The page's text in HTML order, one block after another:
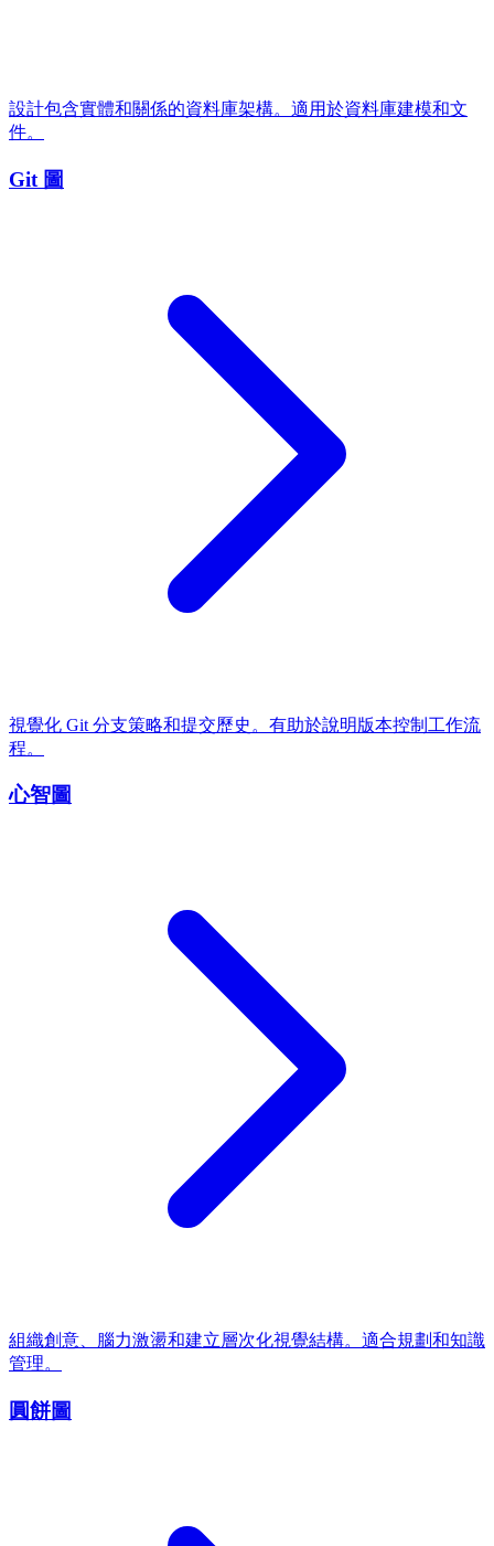
設計包含實體和關係的資料庫架構。適用於資料庫建模和文
件。
Git 圖
視覺化 Git 分支策略和提交歷史。有助於說明版本控制工作流
程。
心智圖
組織創意、腦力激盪和建立層次化視覺結構。適合規劃和知識
管理。
圓餅圖